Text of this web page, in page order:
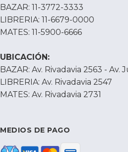
BAZAR: 11-3772-3333
LIBRERIA: 11-6679-0000
MATES: 11-5900-6666
UBICACIÓN:
BAZAR: Av. Rivadavia 2563 - Av.
LIBRERIA: Av. Rivadavia 2547
MATES: Av. Rivadavia 2731
MEDIOS DE PAGO